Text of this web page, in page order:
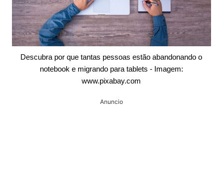
Descubra por que tantas pessoas estão abandonando o
notebook e migrando para tablets - Imagem:
www.pixabay.com
Anuncio